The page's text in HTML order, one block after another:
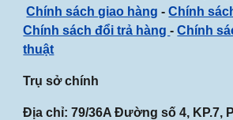
Chính sách giao hàng - Chính
Chính sách đổi trả hàng- Chính
thuật
Trụ sở chính
Địa chỉ: 79/36A Đường số 4, KP.7,